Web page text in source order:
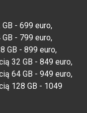
- 699 euro,
- 799 euro,
GB - 899 euro,
32 GB - 849 euro,
64 GB - 949 euro,
128 GB - 1049